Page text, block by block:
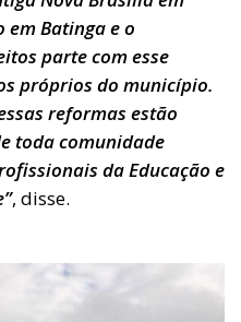
em Batinga e o
parte com esse
próprios do município.
reformas estão
toda comunidade
da Educação e
, disse.